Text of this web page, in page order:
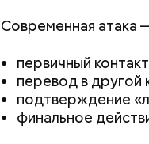
Современная атака
первичный
перевод в другой
подтверждение
финальное